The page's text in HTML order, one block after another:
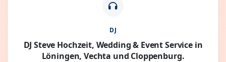
DJ
DJ Steve Hochzeit, Wedding & Event Service in
Löningen, Vechta und Cloppenburg.